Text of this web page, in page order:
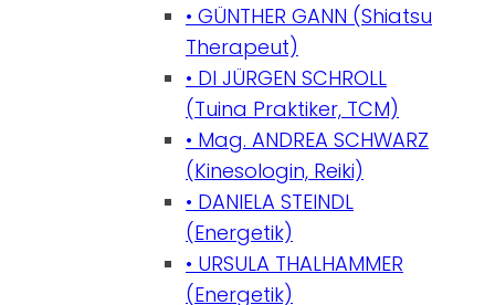
• GÜNTHER GANN (Shiatsu
Therapeut)
• DI JÜRGEN SCHROLL
(Tuina Praktiker, TCM)
• Mag. ANDREA SCHWARZ
(Kinesologin, Reiki)
• DANIELA STEINDL
(Energetik)
• URSULA THALHAMMER
(Energetik)